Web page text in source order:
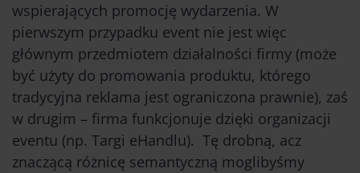
wspierających promocję wydarzenia. W
pierwszym przypadku event nie jest więc
głównym przedmiotem działalności firmy (może
być użyty do promowania produktu, którego
tradycyjna reklama jest ograniczona prawnie), zaś
w drugim – firma funkcjonuje dzięki organizacji
eventu (np. Targi eHandlu). Tę drobną, acz
znaczącą różnicę semantyczną moglibyśmy